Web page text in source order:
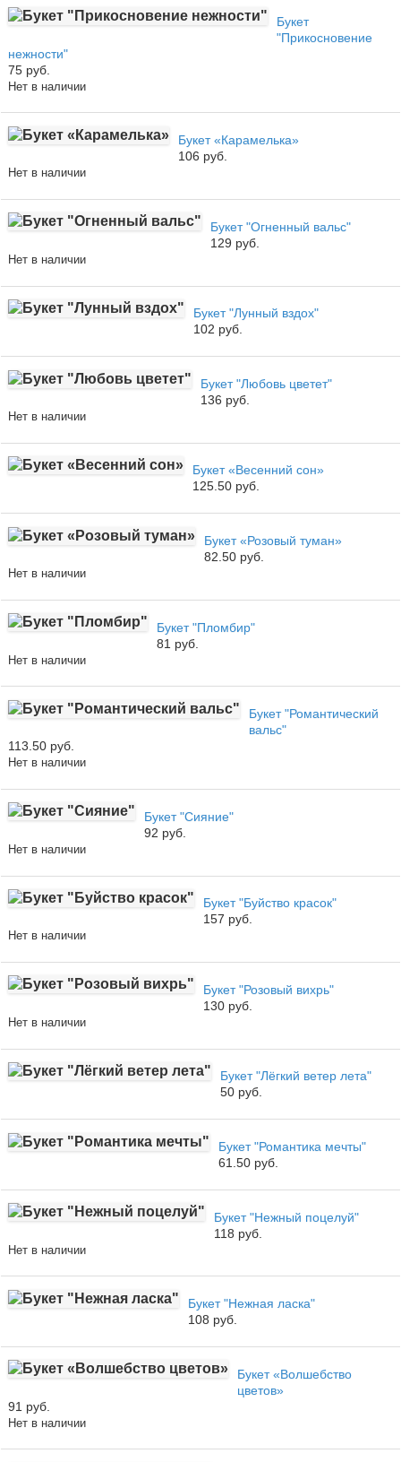
Букет
"Прикосновение
нежности"
75 руб.
Нет в наличии
Букет «Карамелька»
106 руб.
Нет в наличии
Букет "Огненный вальс"
129 руб.
Нет в наличии
Букет "Лунный вздох"
102 руб.
Букет "Любовь цветет"
136 руб.
Нет в наличии
Букет «Весенний сон»
125.50 руб.
Букет «Розовый туман»
82.50 руб.
Нет в наличии
Букет "Пломбир"
81 руб.
Нет в наличии
Букет "Романтический
вальс"
113.50 руб.
Нет в наличии
Букет "Сияние"
92 руб.
Нет в наличии
Букет "Буйство красок"
157 руб.
Нет в наличии
Букет "Розовый вихрь"
130 руб.
Нет в наличии
Букет "Лёгкий ветер лета"
50 руб.
Букет "Романтика мечты"
61.50 руб.
Букет "Нежный поцелуй"
118 руб.
Нет в наличии
Букет "Нежная ласка"
108 руб.
Букет «Волшебство
цветов»
91 руб.
Нет в наличии